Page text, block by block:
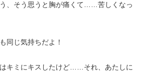
、そう思うと胸が痛くて……苦しくなっ
じ気持ちだよ！
はキミにキスしたけど……それ、あたしに